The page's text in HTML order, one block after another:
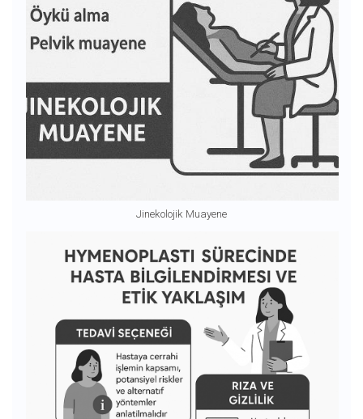
Jinekolojik Muayene